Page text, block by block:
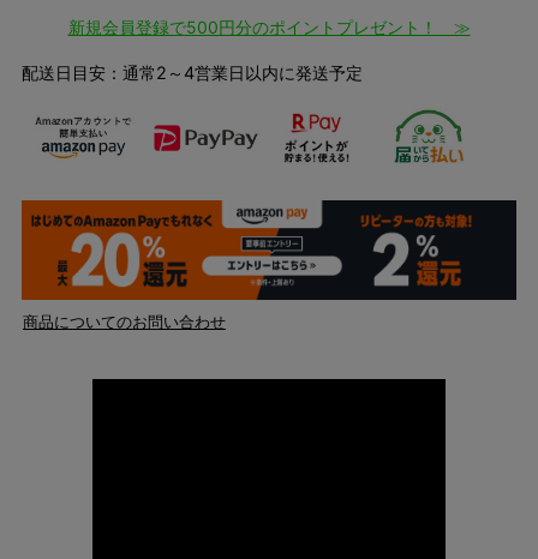
新規会員登録で500円分のポイントプレゼント！ ≫
配送日目安：通常2～4営業日以内に発送予定
商品についてのお問い合わせ